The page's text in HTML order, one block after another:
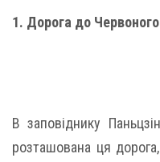
1. Дорога до
В заповіднику
розташована ця